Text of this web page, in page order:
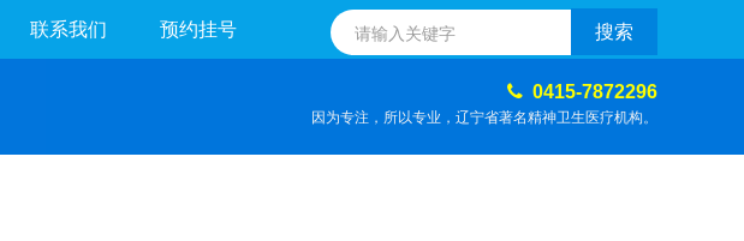
联系我们 预约挂号
0415-7872296
因为专注，所以专业，辽宁省著名精神卫生医疗机构。